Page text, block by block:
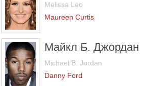
Melissa Leo
Maureen Curtis
Майкл Б. Джордан
Michael B. Jordan
Danny Ford